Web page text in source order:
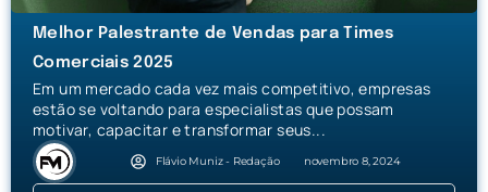
Melhor Palestrante de Vendas para Times
Comerciais 2025
Em um mercado cada vez mais competitivo, empresas
estão se voltando para especialistas que possam
motivar, capacitar e transformar seus...
Flávio Muniz - Redação novembro 8, 2024